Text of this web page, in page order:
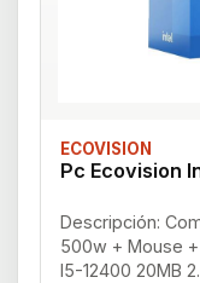
ECOVISION
Pc Ecovision
Descripción:
500w + Mouse
I5-12400 20MB